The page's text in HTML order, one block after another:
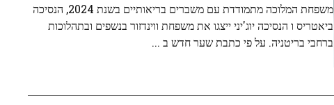
משפחת המלוכה מתמודדת עם משברים בריאותיים בשנת 2024, הנסיכה
ביאטריס ו הנסיכה יוג'יני ייצגו את משפחת ווינדזור בנשפים ובתהלוכות
ברחבי בריטניה. על פי כתבת שער חדש ב ...